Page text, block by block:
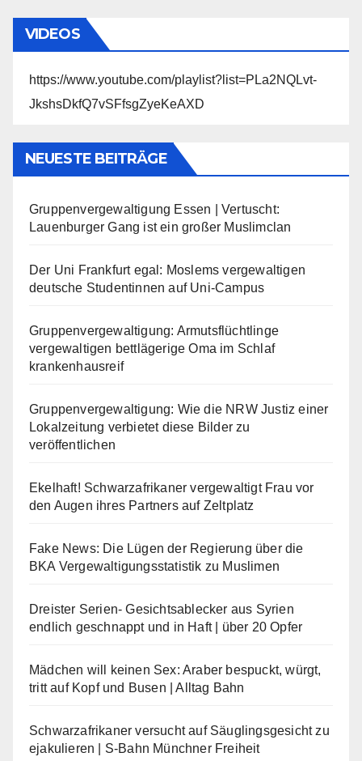
VIDEOS
https://www.youtube.com/playlist?list=PLa2NQLvt-
JkshsDkfQ7vSFfsgZyeKeAXD
NEUESTE BEITRÄGE
Gruppenvergewaltigung Essen | Vertuscht:
Lauenburger Gang ist ein großer Muslimclan
Der Uni Frankfurt egal: Moslems vergewaltigen
deutsche Studentinnen auf Uni-Campus
Gruppenvergewaltigung: Armutsflüchtlinge
vergewaltigen bettlägerige Oma im Schlaf
krankenhausreif
Gruppenvergewaltigung: Wie die NRW Justiz einer
Lokalzeitung verbietet diese Bilder zu
veröffentlichen
Ekelhaft! Schwarzafrikaner vergewaltigt Frau vor
den Augen ihres Partners auf Zeltplatz
Fake News: Die Lügen der Regierung über die
BKA Vergewaltigungsstatistik zu Muslimen
Dreister Serien- Gesichtsablecker aus Syrien
endlich geschnappt und in Haft | über 20 Opfer
Mädchen will keinen Sex: Araber bespuckt, würgt,
tritt auf Kopf und Busen | Alltag Bahn
Schwarzafrikaner versucht auf Säuglingsgesicht zu
ejakulieren | S-Bahn Münchner Freiheit